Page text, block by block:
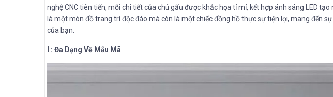
nghệ CNC tiên tiến, mỗi chi tiết của chú gấu được khắc họa tỉ mỉ, kết hợp ánh sáng LED
là một món đồ trang trí độc đáo mà còn là một chiếc đồng hồ thực sự tiện lợi, mang đến
của bạn.
I : Đa Dạng Về Mẫu Mã